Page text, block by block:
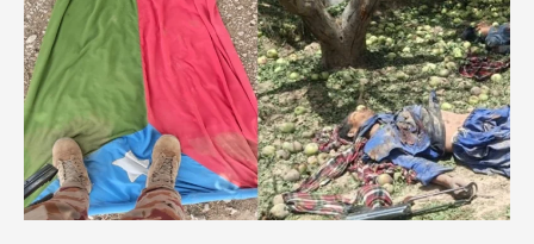
الفتنہ
3:سکیورٹی
فورسز
کی
کمبیلہ
اور